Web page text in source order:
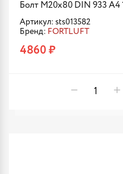
Болт М20х80 DIN 933 A4
Артикул: sts013582
Бренд: FORTLUFT
4860 ₽